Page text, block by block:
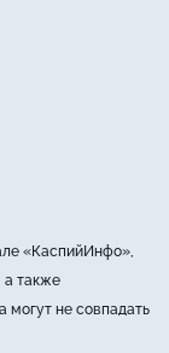
«КаспийИнфо»,
а также
могут не совпадать